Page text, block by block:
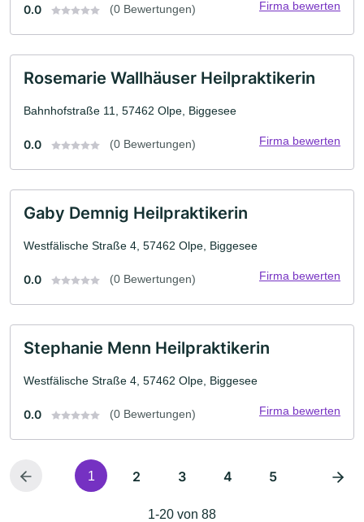
0.0 (0 Bewertungen) Firma bewerten
Rosemarie Wallhäuser Heilpraktikerin
Bahnhofstraße 11, 57462 Olpe, Biggesee
0.0 (0 Bewertungen) Firma bewerten
Gaby Demnig Heilpraktikerin
Westfälische Straße 4, 57462 Olpe, Biggesee
0.0 (0 Bewertungen) Firma bewerten
Stephanie Menn Heilpraktikerin
Westfälische Straße 4, 57462 Olpe, Biggesee
0.0 (0 Bewertungen) Firma bewerten
1 2 3 4 5
1-20 von 88